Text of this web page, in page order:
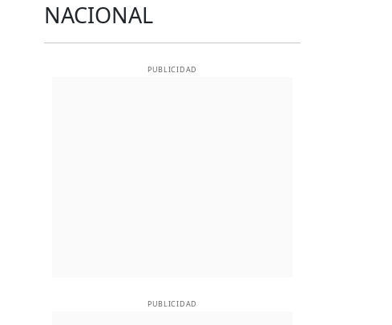
NACIONAL
PUBLICIDAD
PUBLICIDAD